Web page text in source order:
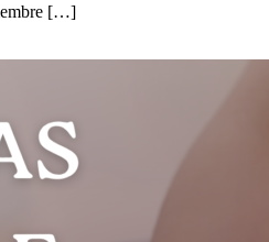
[…]